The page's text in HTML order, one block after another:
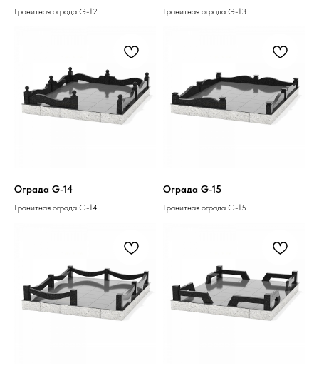
Гранитная ограда G-12 Гранитная ограда G-13
Ограда G-14
Гранитная ограда G-14
Ограда G-15
Гранитная ограда G-15